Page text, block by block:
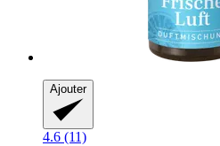
Ajouter
4.6 (11)